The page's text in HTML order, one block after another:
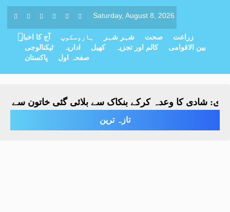
Saturday, August 8, 2026
آج کا اخبار ہاروسکوپ شہر شہر صحت
زراعت
ٹیکنالوجی
اداریہ کھیل کالم اور تجزیہ
بین الاقوامی
پاکستان
صفحہ اول
شادی کا وعدہ کرکے بنکاک سے بلائی گئی خاتون سے مبینہ
تازہ ترین